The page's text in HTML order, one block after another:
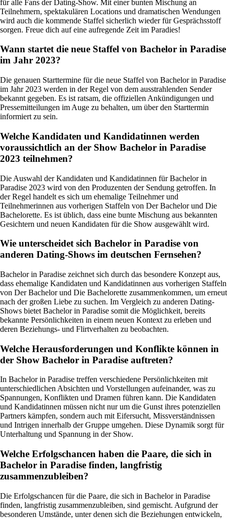
für alle Fans der Dating-Show. Mit einer bunten Mischung an
Teilnehmern, spektakulären Locations und dramatischen Wendungen
wird auch die kommende Staffel sicherlich wieder für Gesprächsstoff
sorgen. Freue dich auf eine aufregende Zeit im Paradies!
Wann startet die neue Staffel von Bachelor in Paradise
im Jahr 2023?
Die genauen Starttermine für die neue Staffel von Bachelor in Paradise
im Jahr 2023 werden in der Regel von dem ausstrahlenden Sender
bekannt gegeben. Es ist ratsam, die offiziellen Ankündigungen und
Pressemitteilungen im Auge zu behalten, um über den Starttermin
informiert zu sein.
Welche Kandidaten und Kandidatinnen werden
voraussichtlich an der Show Bachelor in Paradise
2023 teilnehmen?
Die Auswahl der Kandidaten und Kandidatinnen für Bachelor in
Paradise 2023 wird von den Produzenten der Sendung getroffen. In
der Regel handelt es sich um ehemalige Teilnehmer und
Teilnehmerinnen aus vorherigen Staffeln von Der Bachelor und Die
Bachelorette. Es ist üblich, dass eine bunte Mischung aus bekannten
Gesichtern und neuen Kandidaten für die Show ausgewählt wird.
Wie unterscheidet sich Bachelor in Paradise von
anderen Dating-Shows im deutschen Fernsehen?
Bachelor in Paradise zeichnet sich durch das besondere Konzept aus,
dass ehemalige Kandidaten und Kandidatinnen aus vorherigen Staffeln
von Der Bachelor und Die Bachelorette zusammenkommen, um erneut
nach der großen Liebe zu suchen. Im Vergleich zu anderen Dating-
Shows bietet Bachelor in Paradise somit die Möglichkeit, bereits
bekannte Persönlichkeiten in einem neuen Kontext zu erleben und
deren Beziehungs- und Flirtverhalten zu beobachten.
Welche Herausforderungen und Konflikte können in
der Show Bachelor in Paradise auftreten?
In Bachelor in Paradise treffen verschiedene Persönlichkeiten mit
unterschiedlichen Absichten und Vorstellungen aufeinander, was zu
Spannungen, Konflikten und Dramen führen kann. Die Kandidaten
und Kandidatinnen müssen nicht nur um die Gunst ihres potenziellen
Partners kämpfen, sondern auch mit Eifersucht, Missverständnissen
und Intrigen innerhalb der Gruppe umgehen. Diese Dynamik sorgt für
Unterhaltung und Spannung in der Show.
Welche Erfolgschancen haben die Paare, die sich in
Bachelor in Paradise finden, langfristig
zusammenzubleiben?
Die Erfolgschancen für die Paare, die sich in Bachelor in Paradise
finden, langfristig zusammenzubleiben, sind gemischt. Aufgrund der
besonderen Umstände, unter denen sich die Beziehungen entwickeln,